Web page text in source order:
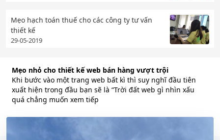
Mẹo hạch toán thuế cho các công ty tư vấn
thiết kế
29-05-2019
Mẹo nhỏ cho thiết kế web bán hàng vượt trội
Khi bước vào một trang web bất kì thì suy nghĩ đầu tiên
xuất hiện trong đầu bạn sẽ là “Trời đất web gì nhìn xấu
quá chẳng muốn xem tiếp